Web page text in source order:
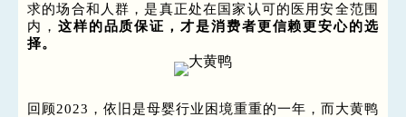
求的场合和人群，是真正处在国家认可的医用安全范围
内， 这样的品质保证，才是消费者更信赖更安心的选
择。
回顾2023，依旧是母婴行业困境重重的一年，而大黄鸭